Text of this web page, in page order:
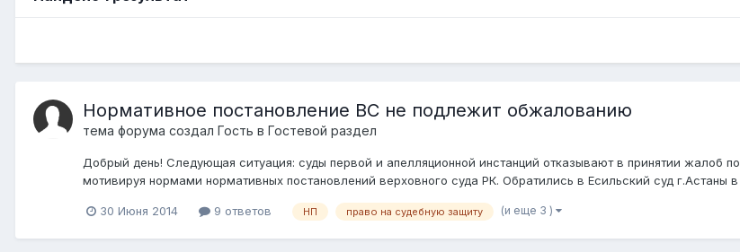
Нормативное постановление ВС не подлежит обжалованию
тема форума создал Гость в Гостевой раздел
Добрый день! Следующая ситуация: суды первой и апелляционной инстанций отказывают в принятии жалоб
мотивируя нормами нормативных постановлений верховного суда РК. Обратились в Есильский суд г.Астаны
30 Июня 2014 9 ответов НП право на судебную защиту (и еще 3 )